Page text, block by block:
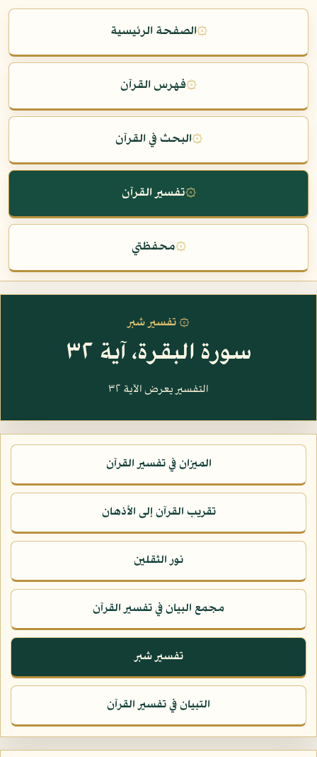
۞الصفحة الرئيسية
۞فهرس القرآن
۞البحث في القرآن
۞تفسير القرآن
۞محفظتي
۞ تفسير شبر
سورة البقرة، آية ٣٢
التفسير يعرض الآية ٣٢
الميزان في تفسير القرآن
تقريب القرآن إلى الأذهان
نور الثقلين
مجمع البيان في تفسير القرآن
تفسير شبر
التبيان في تفسير القرآن